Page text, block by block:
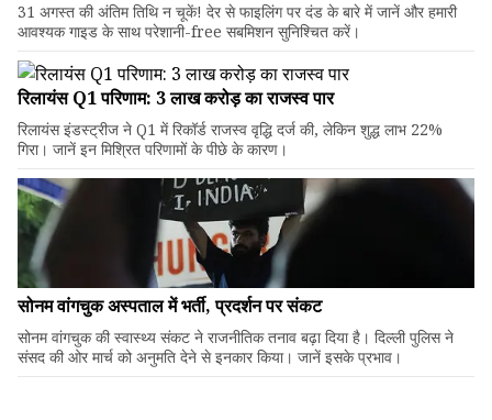
31 अगस्त की अंतिम तिथि न चूकें! देर से फाइलिंग पर दंड के बारे में जानें और हमारी
आवश्यक गाइड के साथ परेशानी-free सबमिशन सुनिश्चित करें।
रिलायंस Q1 परिणाम: ₹3 लाख करोड़ का राजस्व पार
रिलायंस इंडस्ट्रीज ने Q1 में रिकॉर्ड राजस्व वृद्धि दर्ज की, लेकिन शुद्ध लाभ 22%
गिरा। जानें इन मिश्रित परिणामों के पीछे के कारण।
सोनम वांगचुक अस्पताल में भर्ती, प्रदर्शन पर संकट
सोनम वांगचुक की स्वास्थ्य संकट ने राजनीतिक तनाव बढ़ा दिया है। दिल्ली पुलिस ने
संसद की ओर मार्च को अनुमति देने से इनकार किया। जानें इसके प्रभाव।